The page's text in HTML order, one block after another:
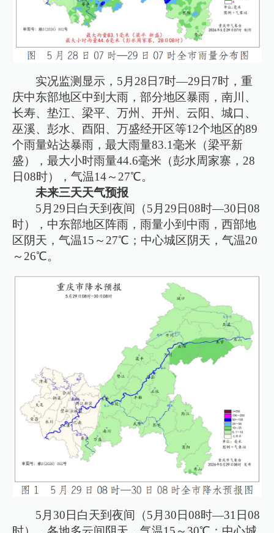
实况监测显示，5月28日7时—29日7时，重
庆中东部地区中到大雨，部分地区暴雨，南川、
长寿、垫江、梁平、万州、开州、云阳、城口、
巫溪、彭水、酉阳、万盛经开区等12个地区的89
个雨量站达暴雨，最大雨量83.1毫米（梁平新
盛），最大小时雨量44.6毫米（彭水周家寨，28
日08时），气温14～27℃。
未来三天天气预报
5月29日白天到夜间（5月29日08时—30日08
时），中东部地区阵雨，雨量小到中雨，西部地
区阴天，气温15～27℃；中心城区阴天，气温20
～26℃。
5月30日白天到夜间（5月30日08时—31日08